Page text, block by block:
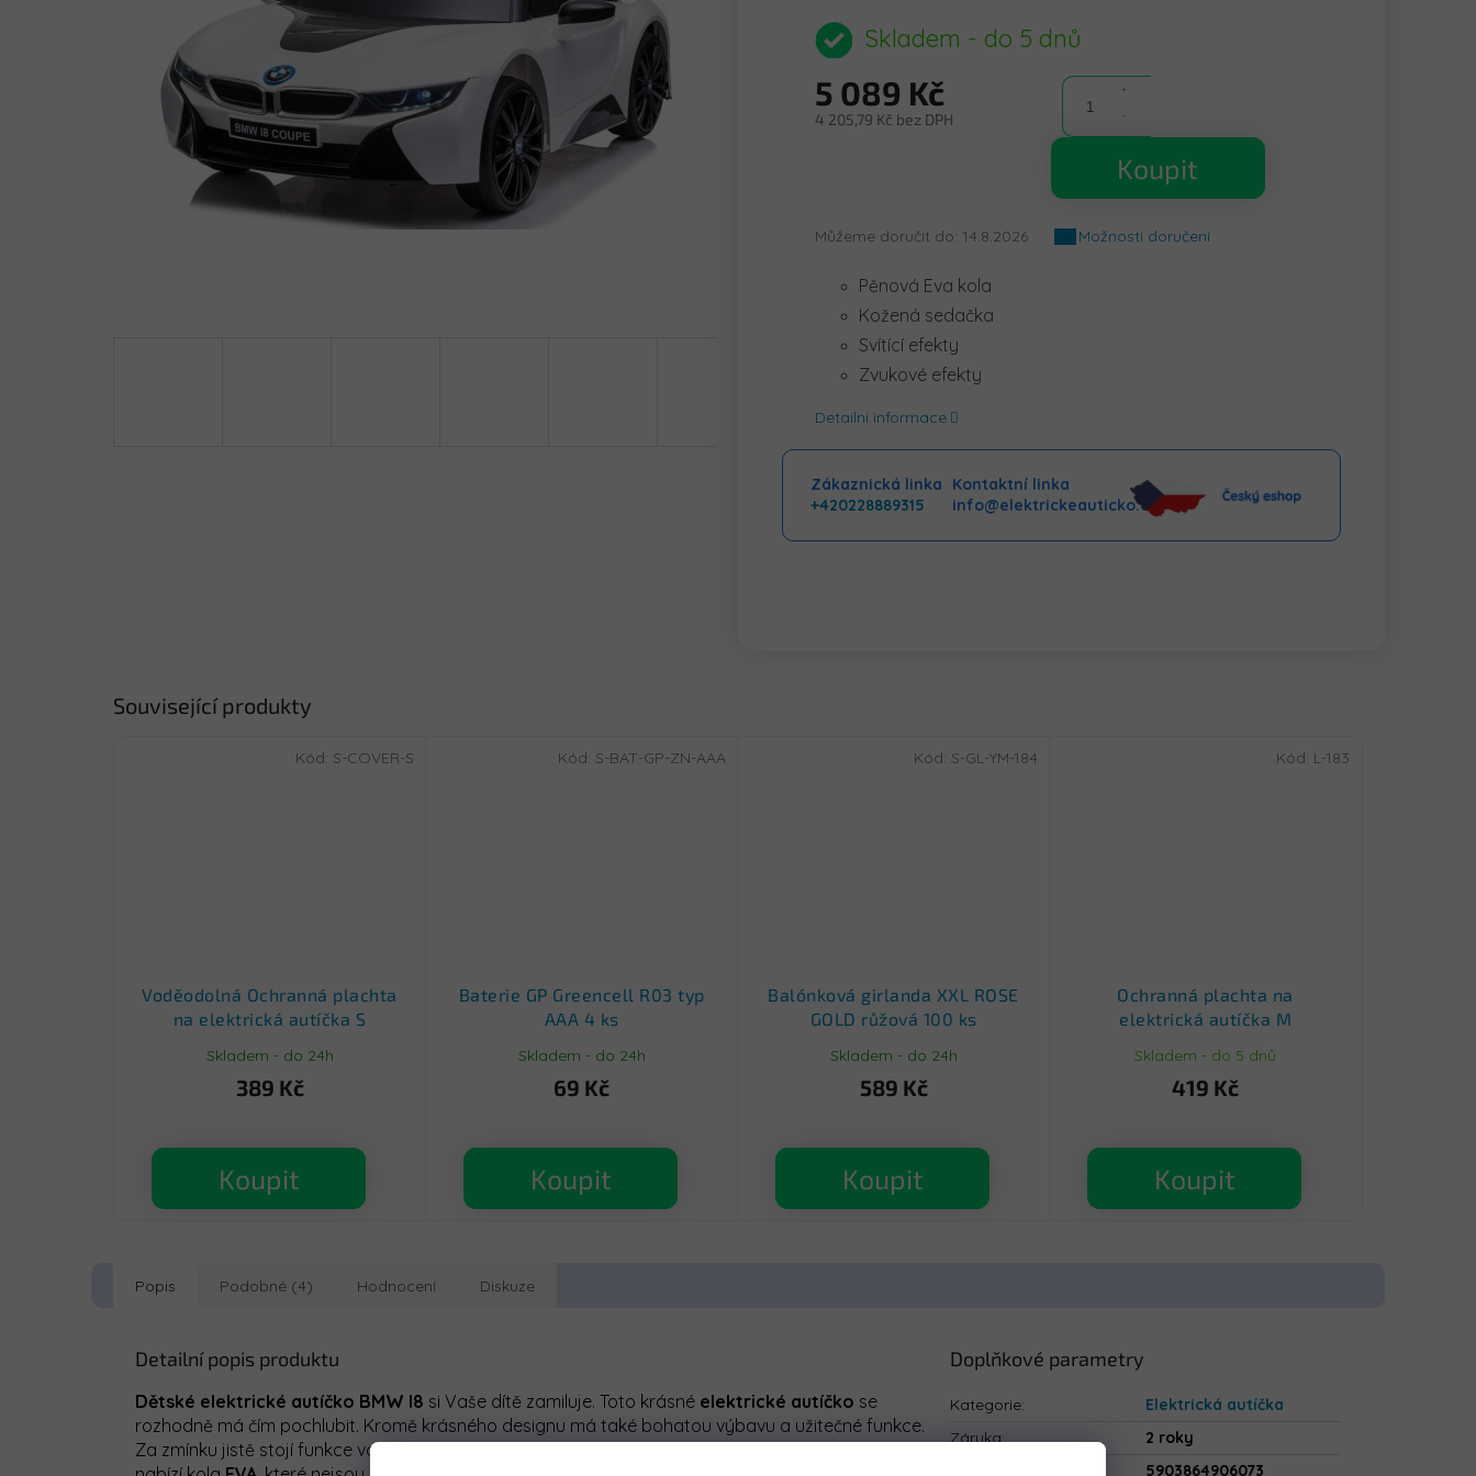
produktu
je
z
5
Skladem - do 5 dnů
5 089 Kč
4 205,79 Kč bez DPH
Koupit
Můžeme doručit do: 14.8.2026 Možnosti doručení
Pěnová Eva kola
Kožená sedačka
Svítící efekty
Zvukové efekty
Detailní informace
Zákaznická linka
+420228889315
Kontaktní linka
info@elektrickeauticko.cz
Související produkty
Voděodolná Ochranná plachta
na elektrická autíčka S
Skladem - do 24h
389 Kč
Koupit
Kód: S-COVER-S
Baterie GP Greencell R03 typ
AAA 4 ks
Skladem - do 24h
69 Kč
Koupit
Kód: S-BAT-GP-ZN-AAA
Balónková girlanda XXL ROSE
GOLD růžová 100 ks
Skladem - do 24h
589 Kč
Koupit
Kód: S-GL-YM-184
Ochranná plachta na
elektrická autíčka M
Skladem - do 5 dnů
419 Kč
Koupit
Kód: L-183
Popis Podobné (4) Hodnocení Diskuze
Detailní popis produktu
Dětské elektrické autíčko BMW I8 si Vaše dítě zamiluje. Toto krásné elektrické autíčko se
rozhodně má čím pochlubit. Kromě krásného designu má také bohatou výbavu a užitečné funkce.
Za zmínku jistě stojí funkce volného startu a bezpečnostní tlačítko STOP. Ve výbavě autíčko zase
Doplňkové parametry
Kategorie:
Elektrická autíčka
Záruka:
2 roky
5903864906073